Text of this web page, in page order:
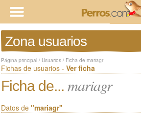
Zona usuarios
Página principal / Usuarios / Ficha de mariagr
Fichas de usuarios - Ver ficha
Ficha de... mariagr
Datos de "mariagr"